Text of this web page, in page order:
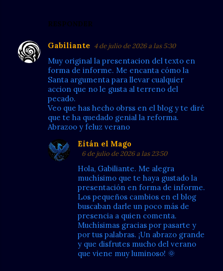
RESPONDER
Gabiliante 4 de julio de 2026 a las 5:30
Muy original la presentacion del texto en
forma de informe. Me encanta cómo la
Santa argumenta para llevar cualquier
accion que no le gusta al terreno del
pecado.
Veo que has hecho obrss en el blog y te diré
que te ha quedado genial la reforma.
Abrazoo y feluz verano
Eitán el Mago
6 de julio de 2026 a las 23:50
Hola, Gabiliante. Me alegra
muchísimo que te haya gustado la
presentación en forma de informe.
Los pequeños cambios en el blog
buscaban darle un poco más de
presencia a quien comenta.
Muchísimas gracias por pasarte y
por tus palabras. ¡Un abrazo grande
y que disfrutes mucho del verano
que viene muy luminoso! 🌞